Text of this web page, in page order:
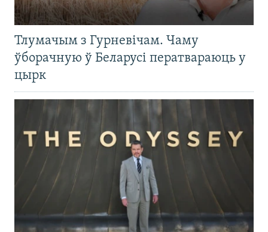
Тлумачым з Гурневічам. Чаму
ўборачную ў Беларусі ператвараюць у
цырк